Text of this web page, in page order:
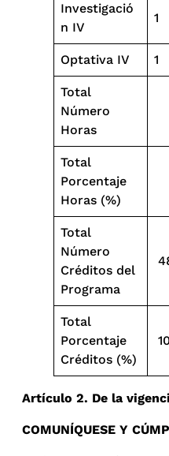
Investigació
n IV
1
Optativa IV 1
Total
Número
Horas
Total
Porcentaje
Horas (%)
Total
Número
Créditos del
Programa
Total
Porcentaje
Créditos (%)
Artículo 2. De la
COMUNÍQUESE Y